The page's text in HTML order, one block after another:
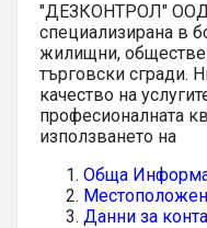
"ДЕЗКОНТРОЛ" ООД
специализирана в
жилищни,
търговски сгради.
качество на
професионалната
използването на
Обща
Данни за